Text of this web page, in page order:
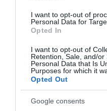
I want to opt-out of
Personal Data for
Opted In
I want to opt-out of
Retention, Sale, and/or
Personal Data that Is
Purposes for which it
Opted Out
Google consents
Δύο νίκες για
νίκες τις υποχρεώσεις
25.07.2026 E-SPORTS